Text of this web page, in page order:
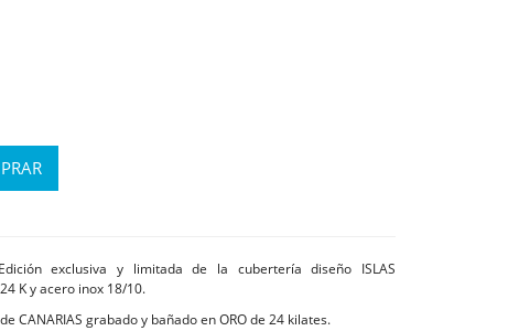
exclusiva y limitada de la cubertería diseño ISLAS
K y acero inox 18/10.
CANARIAS grabado y bañado en ORO de 24 kilates.